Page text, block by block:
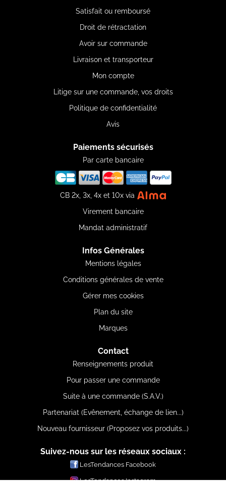
Satisfait ou remboursé
Droit de rétractation
Avoir sur commande
Livraison et transporteur
Mon compte
Litige sur une commande, vos droits
Politique de confidentialité
Avis
Paiements sécurisés
Par carte bancaire
CB 2x, 3x, 4x et 10x via
Virement bancaire
Mandat administratif
Infos Générales
Mentions légales
Conditions générales de vente
Gérer mes cookies
Plan du site
Marques
Contact
Renseignements produit
Pour passer une commande
Suite à une commande (S.A.V.)
Partenariat (Evênement, échange de lien...)
Nouveau fournisseur (Proposez vos produits...)
Suivez-nous sur les réseaux sociaux :
LesTendances Facebook